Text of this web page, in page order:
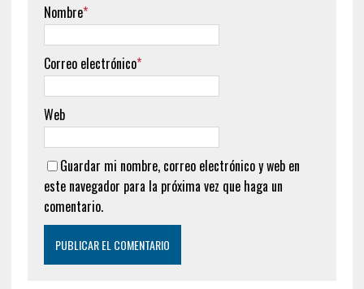
Nombre*
Correo electrónico*
Web
Guardar mi nombre, correo electrónico y web en
este navegador para la próxima vez que haga un
comentario.